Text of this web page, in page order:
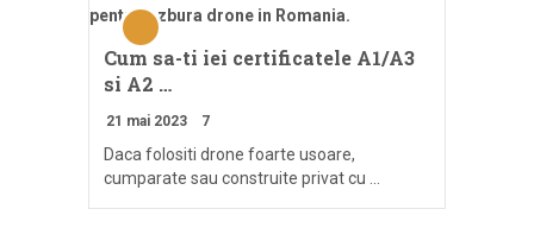
Cum sa-ti iei certificatele A1/A3
si A2 …
21 mai 2023 7
Daca folositi drone foarte usoare,
cumparate sau construite privat cu …